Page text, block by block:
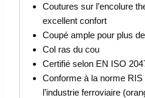
Coutures sur l’encolure
excellent confort
Coupé ample pour plus
Col ras du cou
Certifié selon EN ISO
Conforme à la norme
l’industrie ferroviaire